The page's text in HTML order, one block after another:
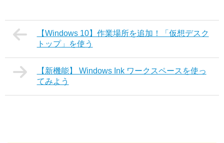
【Windows 10】作業場所を追加！「仮想デスク
トップ」を使う
【新機能】 Windows Ink ワークスペースを使っ
てみよう